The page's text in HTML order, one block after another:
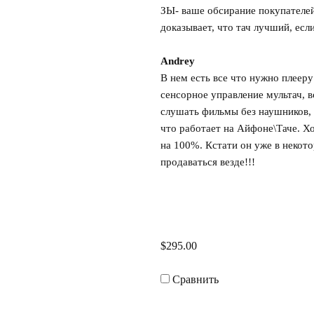
ЗЫ- ваше обсирание
доказывает, что тач лучший,
Andrey
нем есть все что нужно
сенсорное управление
слушать фильмы без наушников,
что работает на Айфоне\Таче.
на 100%. Кстати он уже в
продаваться везде!!!
$295.00
Сравнить